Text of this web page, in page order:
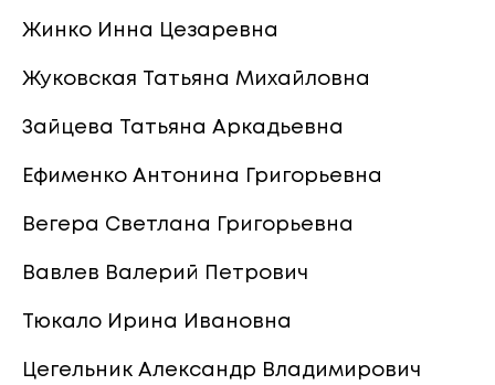
Жинко Инна Цезаревна
Жуковская Татьяна Михайловна
Зайцева Татьяна Аркадьевна
Ефименко Антонина Григорьевна
Вегера Светлана Григорьевна
Вавлев Валерий Петрович
Тюкало Ирина Ивановна
Цегельник Александр Владимирович